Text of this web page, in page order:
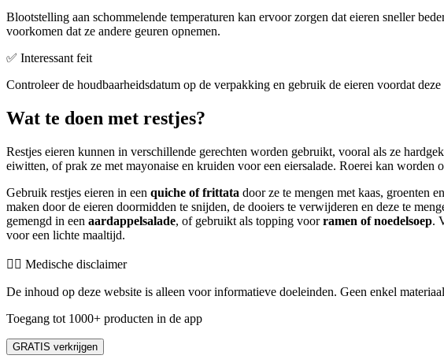
Blootstelling aan schommelende temperaturen kan ervoor zorgen dat eieren sneller
voorkomen dat ze andere geuren opnemen.
✅ Interessant feit
Controleer de houdbaarheidsdatum op de verpakking en gebruik de eieren voordat
Wat te doen met restjes?
Restjes eieren kunnen in verschillende gerechten worden gebruikt, vooral als ze
eiwitten, of prak ze met mayonaise en kruiden voor een eiersalade. Roerei kan worden
Gebruik restjes eieren in een quiche of frittata door ze te mengen met kaas, groenten
maken door de eieren doormidden te snijden, de dooiers te verwijderen en deze te
gemengd in een aardappelsalade, of gebruikt als topping voorramen of noedelsoep.
voor een lichte maaltijd.
👨‍⚕️️ Medische disclaimer
De inhoud op deze website is alleen voor informatieve doeleinden. Geen enkel
Toegang tot 1000+ producten in de app
GRATIS verkrijgen